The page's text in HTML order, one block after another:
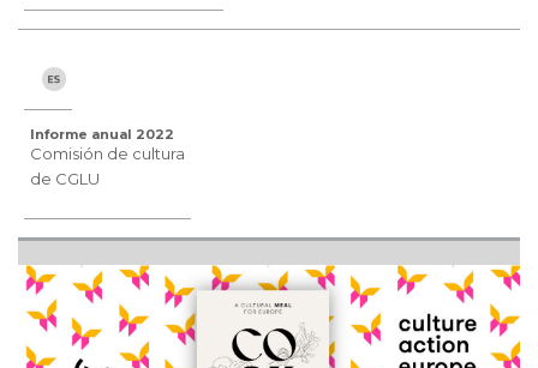
Informe anual 2022
Comisión de cultura
de CGLU